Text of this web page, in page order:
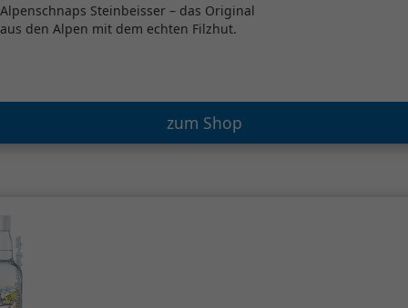
Alpenschnaps Steinbeisser – das Original
aus den Alpen mit dem echten Filzhut.
zum Shop